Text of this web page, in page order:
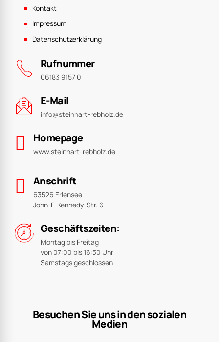
Kontakt
Impressum
Datenschutzerklärung
Rufnummer
06183 9157 0
E-Mail
info@steinhart-rebholz.de
Homepage
www.steinhart-rebholz.de
Anschrift
63526 Erlensee
John-F-Kennedy-Str. 6
Geschäftszeiten:
Montag bis Freitag
von 07:00 bis 16:30 Uhr
Samstags geschlossen
Besuchen Sie uns in den sozialen
Medien